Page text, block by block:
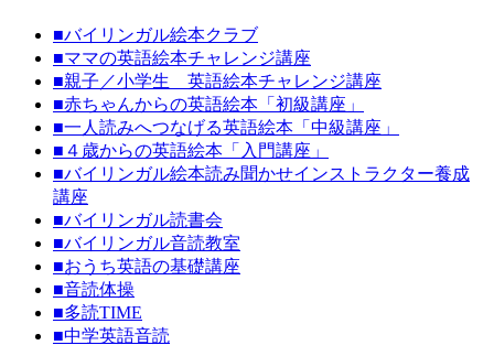
■バイリンガル絵本クラブ
■ママの英語絵本チャレンジ講座
■親子／小学生 英語絵本チャレンジ講座
■赤ちゃんからの英語絵本「初級講座」
■一人読みへつなげる英語絵本「中級講座」
■ ４歳からの英語絵本「入門講座」
■バイリンガル絵本読み聞かせインストラクター養成
講座
■バイリンガル読書会
■バイリンガル音読教室
■おうち英語の基礎講座
■音読体操
■多読TIME
■中学英語音読